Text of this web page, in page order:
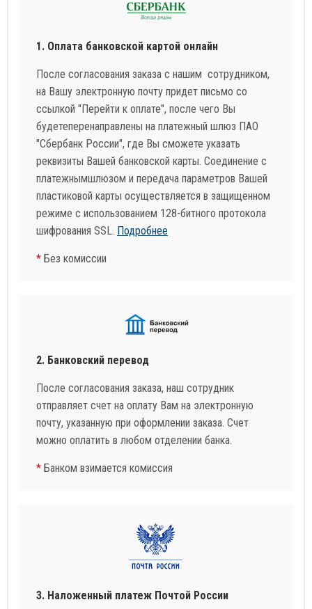
1. Оплата банковской картой онлайн
После согласования заказа с нашим сотрудником,
на Вашу электронную почту придет письмо со
ссылкой "Перейти к оплате", после чего Вы
будетеперенаправлены на платежный шлюз ПАО
"Сбербанк России", где Вы сможете указать
реквизиты Вашей банковской карты. Соединение с
платежнымшлюзом и передача параметров Вашей
пластиковой карты осуществляется в защищенном
режиме с использованием 128-битного протокола
шифрования SSL. Подробнее
* Без комиссии
2. Банковский перевод
После согласования заказа, наш сотрудник
отправляет счет на оплату Вам на электронную
почту, указанную при оформлении заказа. Счет
можно оплатить в любом отделении банка.
* Банком взимается комиссия
3. Наложенный платеж Почтой России